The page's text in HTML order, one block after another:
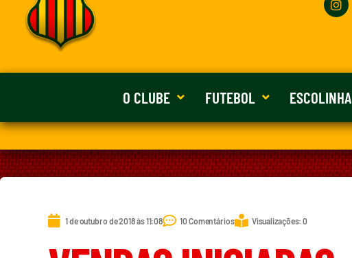
O CLUBE FUTEBOL ESCOLINHA
1 de outubro de 2018 às 11:08 10 Comentários Visualizações: 0